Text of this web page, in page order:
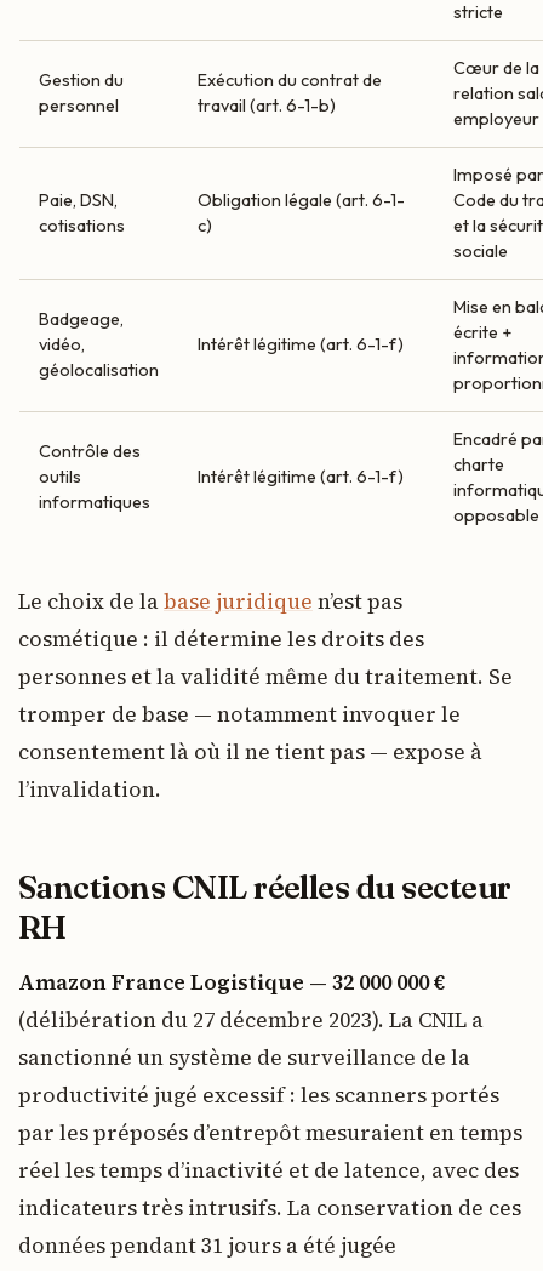
stricte
Gestion du
personnel
Exécution du contrat de
travail (art. 6-1-b)
Cœur de la
relation
employeur
Paie, DSN,
cotisations
Obligation légale (art. 6-1-
c)
Imposé
Code du
et la
sociale
Badgeage,
vidéo,
géolocalisation
Intérêt légitime (art. 6-1-f)
Mise en
écrite +
Contrôle des
outils
informatiques
Intérêt légitime (art. 6-1-f)
Encadré
charte
opposable
Le choix de labase juridique n’est pas
cosmétique : il détermine les droits des
personnes et la validité même du traitement. Se
tromper de base — notamment invoquer le
consentement là où il ne tient pas — expose à
l’invalidation.
Sanctions CNIL réelles du secteur
RH
Amazon France Logistique — 32 000 000 €
(délibération du 27 décembre 2023). La CNIL a
sanctionné un système de surveillance de la
productivité jugé excessif : les scanners portés
par les préposés d’entrepôt mesuraient en temps
réel les temps d’inactivité et de latence, avec des
indicateurs très intrusifs. La conservation de ces
données pendant 31 jours a été jugée